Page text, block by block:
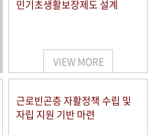
민기초생활보장제도 설계
VIEW MORE
근로빈곤층 자활정책 수립 및
자립 지원 기반 마련